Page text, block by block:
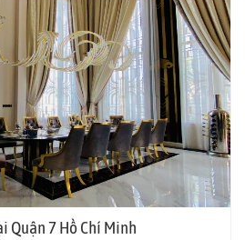
Quận 7 Hồ Chí Minh